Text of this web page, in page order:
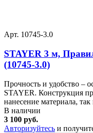
Арт. 10745-3.0
STAYER 3 м,
(10745-3.0)
Прочность и удобство –
STAYER. Конструкция
нанесение материала,
В наличии
3 100 руб.
Авторизуйтесь и